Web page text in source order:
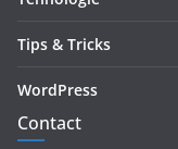
Tips & Tricks
WordPress
Contact